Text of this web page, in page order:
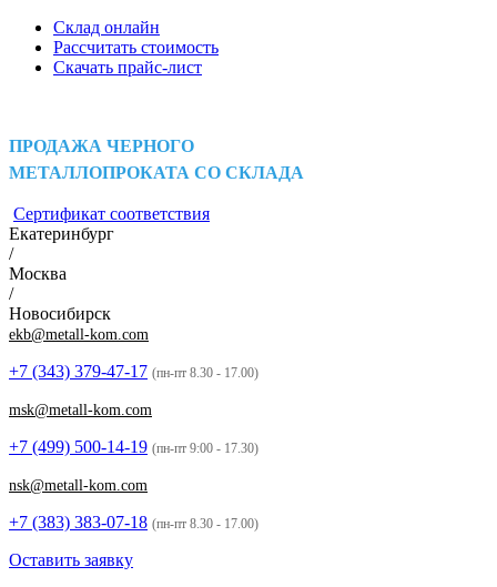
Склад онлайн
Рассчитать стоимость
Скачать прайс-лист
ПРОДАЖА ЧЕРНОГО
МЕТАЛЛОПРОКАТА СО СКЛАДА
Сертификат соответствия
Екатеринбург
/
Москва
/
Новосибирск
ekb@metall-kom.com
+7 (343) 379-47-17 (пн-пт 8.30 - 17.00)
msk@metall-kom.com
+7 (499) 500-14-19 (пн-пт 9:00 - 17.30)
nsk@metall-kom.com
+7 (383) 383-07-18 (пн-пт 8.30 - 17.00)
Оставить заявку